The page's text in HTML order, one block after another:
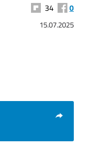
34 0
15.07.2025